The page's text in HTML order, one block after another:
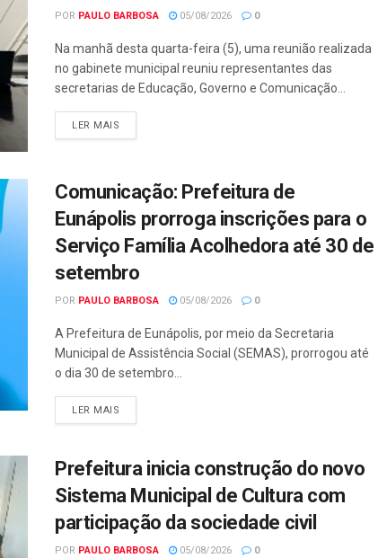
POR PAULO BARBOSA 05/08/2026 0
Na manhã desta quarta-feira (5), uma reunião realizada
no gabinete municipal reuniu representantes das
secretarias de Educação, Governo e Comunicação...
LER MAIS
Comunicação: Prefeitura de
Eunápolis prorroga inscrições para o
Serviço Família Acolhedora até 30 de
setembro
POR PAULO BARBOSA 05/08/2026 0
A Prefeitura de Eunápolis, por meio da Secretaria
Municipal de Assistência Social (SEMAS), prorrogou até
o dia 30 de setembro...
LER MAIS
Prefeitura inicia construção do novo
Sistema Municipal de Cultura com
participação da sociedade civil
POR PAULO BARBOSA 05/08/2026 0